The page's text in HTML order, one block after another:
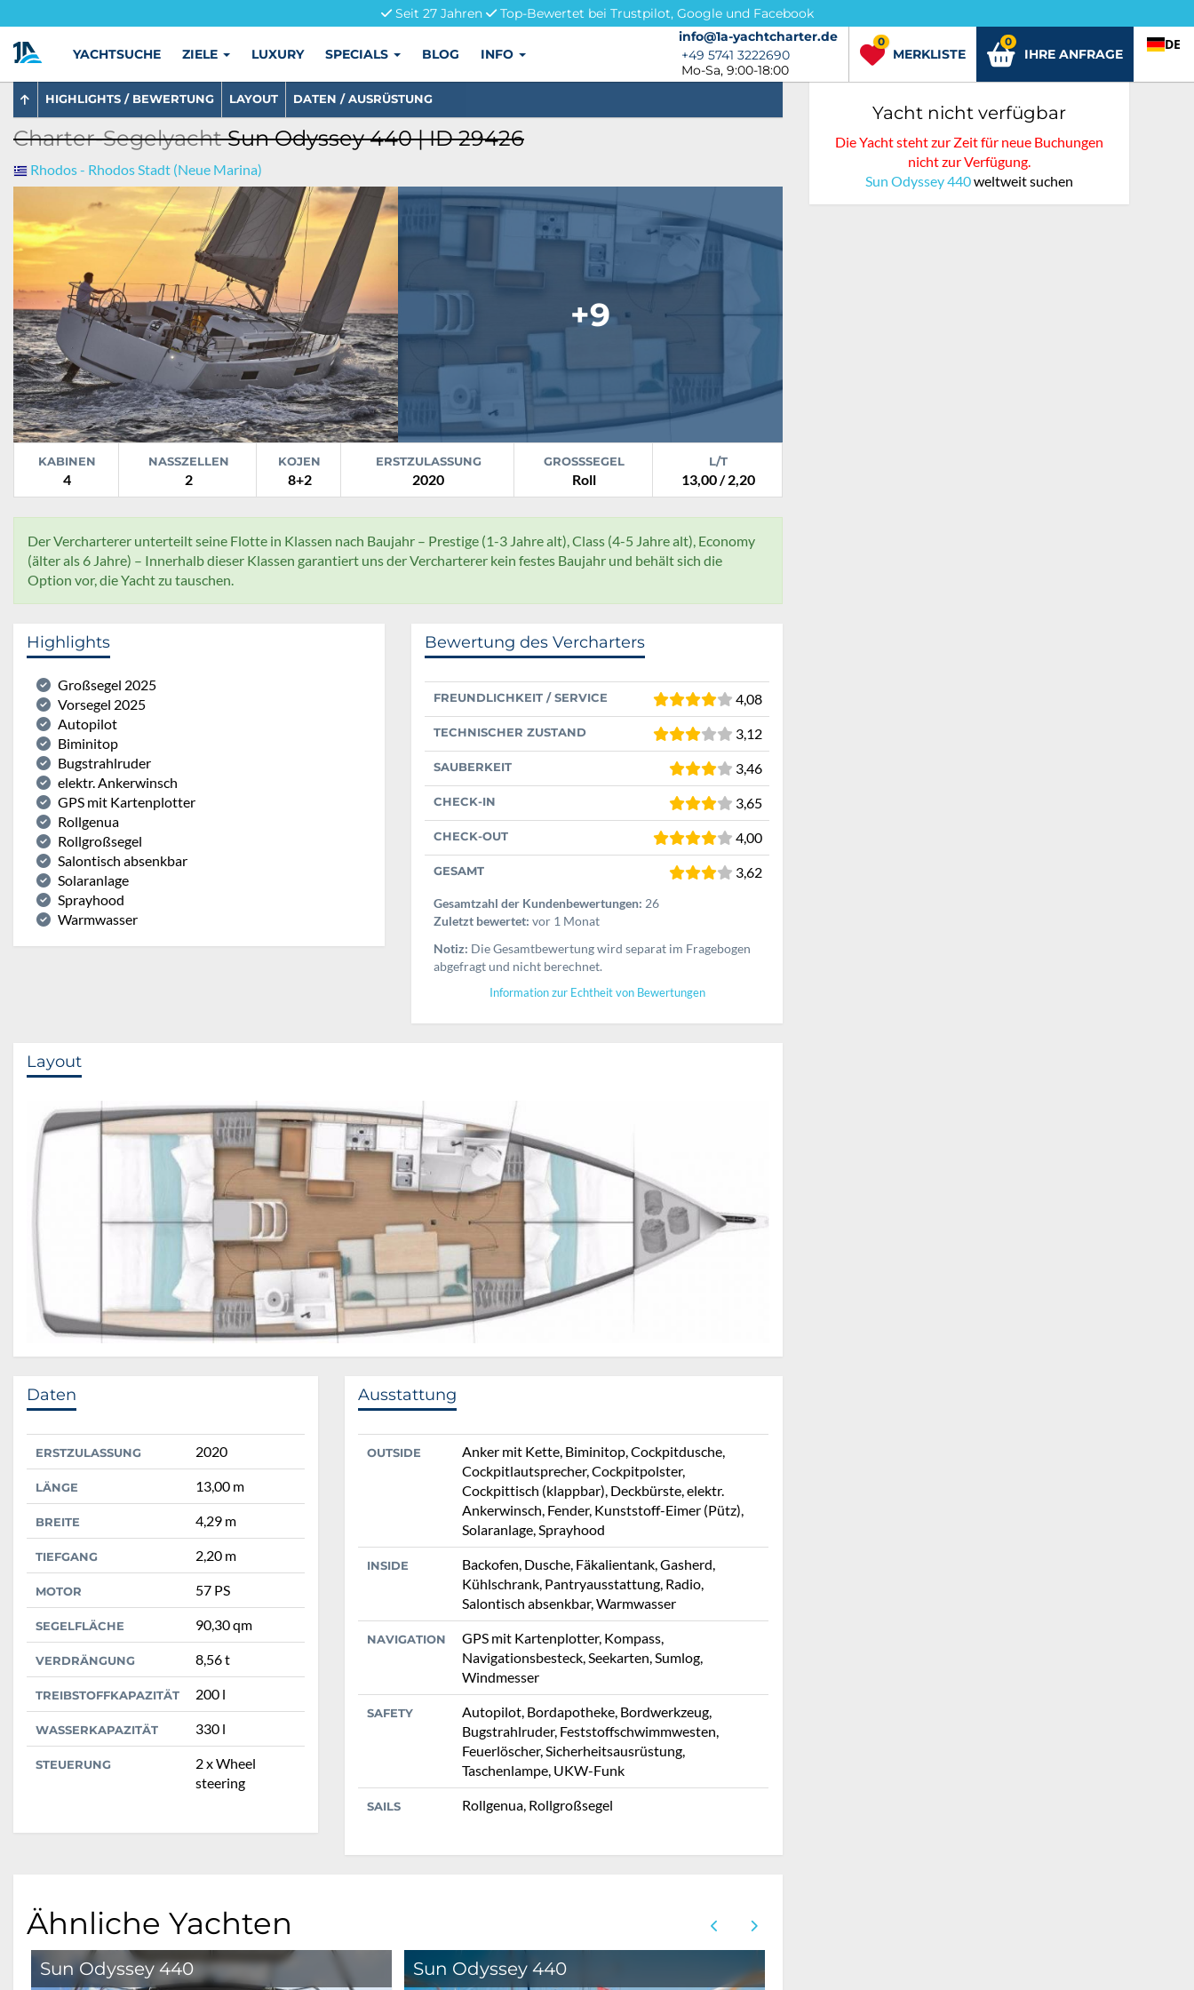
Seit 27 Jahren
Top-Bewertet bei Trustpilot, Google und Facebook
info@1a-yachtcharter.de
info@1a-yachtcharter.de
+49 5741 3222690
+49 5741 3222690
Mo-Sa, 9:00-18:00
MERKLISTE
0
IHRE ANFRAGE
0 DE
YACHTSUCHE ZIELE LUXURY SPECIALS BLOG INFO
HIGHLIGHTS / BEWERTUNG LAYOUT DATEN / AUSRÜSTUNG
Charter-SegelyachtSun Odyssey 440 | ID 29426
Rhodos - Rhodos Stadt (Neue Marina)
+9
KABINEN
4
NASSZELLEN
2
KOJEN
8+2
ERSTZULASSUNG
2020
GROSSSEGEL
Roll
L/T
13,00 / 2,20
Der Vercharterer unterteilt seine Flotte in Klassen nach Baujahr – Prestige (1-3 Jahre alt), Class (4-5 Jahre alt), Economy
(älter als 6 Jahre) – Innerhalb dieser Klassen garantiert uns der Vercharterer kein festes Baujahr und behält sich die
Option vor, die Yacht zu tauschen.
Highlights
Großsegel 2025
Vorsegel 2025
Autopilot
Biminitop
Bugstrahlruder
elektr. Ankerwinsch
GPS mit Kartenplotter
Rollgenua
Rollgroßsegel
Salontisch absenkbar
Solaranlage
Sprayhood
Warmwasser
Bewertung des Vercharters
FREUNDLICHKEIT / SERVICE 4,08
TECHNISCHER ZUSTAND 3,12
SAUBERKEIT 3,46
CHECK-IN 3,65
CHECK-OUT 4,00
GESAMT 3,62
Gesamtzahl der Kundenbewertungen: 26
Zuletzt bewertet: vor 1 Monat
Notiz: Die Gesamtbewertung wird separat im Fragebogen
abgefragt und nicht berechnet.
Information zur Echtheit von Bewertungen
Layout
Daten
ERSTZULASSUNG 2020
LÄNGE 13,00 m
BREITE 4,29 m
TIEFGANG 2,20 m
MOTOR 57 PS
SEGELFLÄCHE 90,30 qm
VERDRÄNGUNG 8,56 t
TREIBSTOFFKAPAZITÄT 200 l
WASSERKAPAZITÄT 330 l
STEUERUNG
2 x Wheel
steering
Ausstattung
OUTSIDE
Anker mit Kette, Biminitop, Cockpitdusche,
Cockpitlautsprecher, Cockpitpolster,
Cockpittisch (klappbar), Deckbürste, elektr.
Ankerwinsch, Fender, Kunststoff-Eimer (Pütz),
Solaranlage, Sprayhood
INSIDE
Backofen, Dusche, Fäkalientank, Gasherd,
Kühlschrank, Pantryausstattung, Radio,
Salontisch absenkbar, Warmwasser
NAVIGATION
GPS mit Kartenplotter, Kompass,
Navigationsbesteck, Seekarten, Sumlog,
Windmesser
SAFETY
Autopilot, Bordapotheke, Bordwerkzeug,
Bugstrahlruder, Feststoffschwimmwesten,
Feuerlöscher, Sicherheitsausrüstung,
Taschenlampe, UKW-Funk
SAILS Rollgenua, Rollgroßsegel
Ähnliche Yachten
Sun Odyssey 440 Sun Odyssey 440
Yacht nicht verfügbar
Die Yacht steht zur Zeit für neue Buchungen
nicht zur Verfügung.
Sun Odyssey 440weltweit suchen